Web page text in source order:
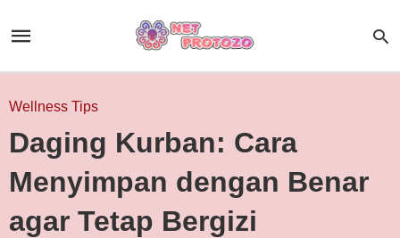
Wellness Tips
Daging Kurban: Cara
Menyimpan dengan Benar
agar Tetap Bergizi